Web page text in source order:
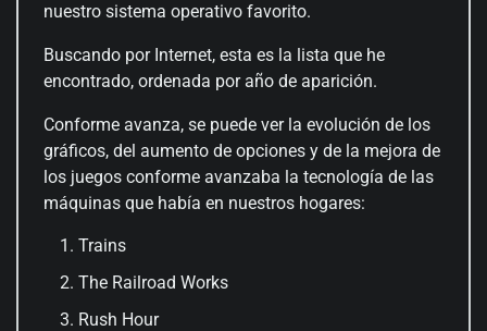
nuestro sistema operativo favorito.
Buscando por Internet, esta es la lista que he
encontrado, ordenada por año de aparición.
Conforme avanza, se puede ver la evolución de los
gráficos, del aumento de opciones y de la mejora de
los juegos conforme avanzaba la tecnología de las
máquinas que había en nuestros hogares:
Trains
The Railroad Works
Rush Hour